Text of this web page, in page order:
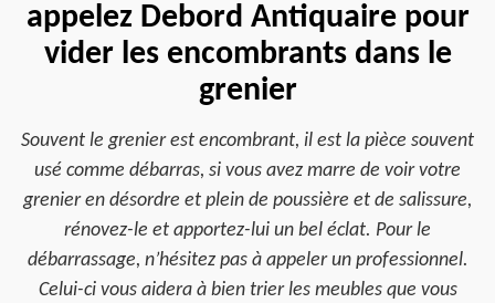
appelez Debord Antiquaire pour
vider les encombrants dans le
grenier
Souvent le grenier est encombrant, il est la pièce souvent
usé comme débarras, si vous avez marre de voir votre
grenier en désordre et plein de poussière et de salissure,
rénovez-le et apportez-lui un bel éclat. Pour le
débarrassage, n’hésitez pas à appeler un professionnel.
Celui-ci vous aidera à bien trier les meubles que vous